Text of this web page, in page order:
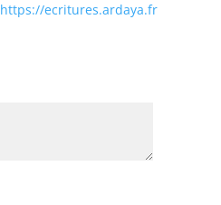
https://ecritures.ardaya.fr